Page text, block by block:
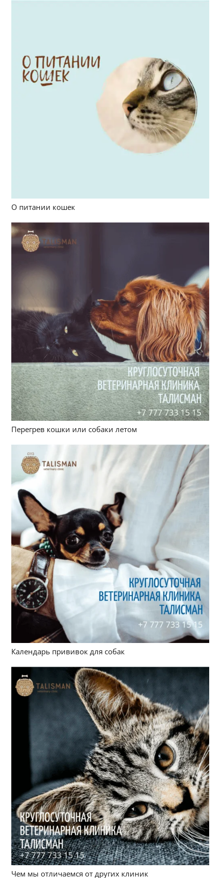
О питании кошек
Перегрев кошки или собаки летом
Календарь прививок для собак
Чем мы отличаемся от других клиник